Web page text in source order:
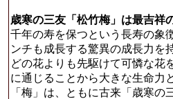
歳寒の三友「松竹梅」は最吉祥
千年の寿を保つという長寿の象
ンチも成長する驚異の成長力を
どの花よりも先駆けて可憐な花
に通じることから大きな生命力
「梅」は、ともに古来「歳寒の